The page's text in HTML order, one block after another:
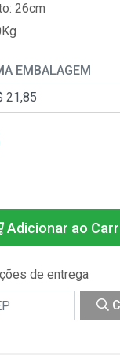
26cm
EMBALAGEM
Adicionar ao
de entrega